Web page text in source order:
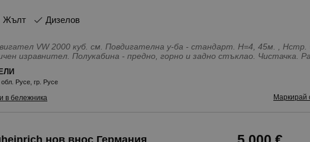
Жълт Дизелов
VW 2000 куб. см. Повдигателна у-ба - стандарт. Н=4, 45м. , Нстр.
изравнител. Полукабина - предно, горно и задно стъклао. Чистачка.
лампа жълта , радио. Нов внос
дуплекс мачта, виличен изправител
обл. Русе, гр. Русе
в бележника Маркирай